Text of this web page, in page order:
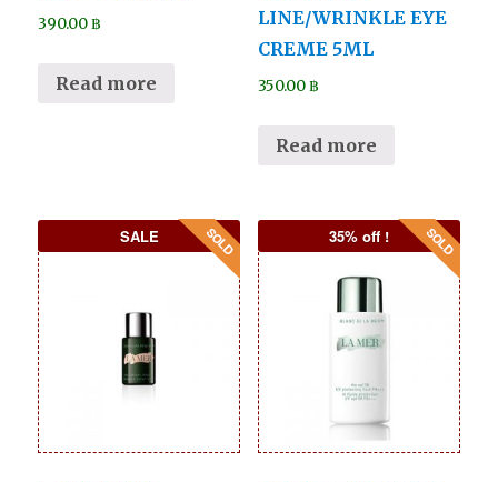
390.00฿
Read more
LINE/WRINKLE EYE
CREME 5ML
350.00฿
Read more
SALE 35% off !